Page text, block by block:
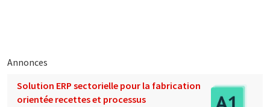
Annonces
Solution ERP sectorielle pour la fabrication
orientée recettes et processus